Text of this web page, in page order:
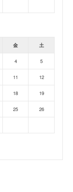
金 土
4 5
11 12
18 19
25 26